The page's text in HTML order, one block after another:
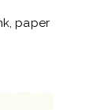
paper